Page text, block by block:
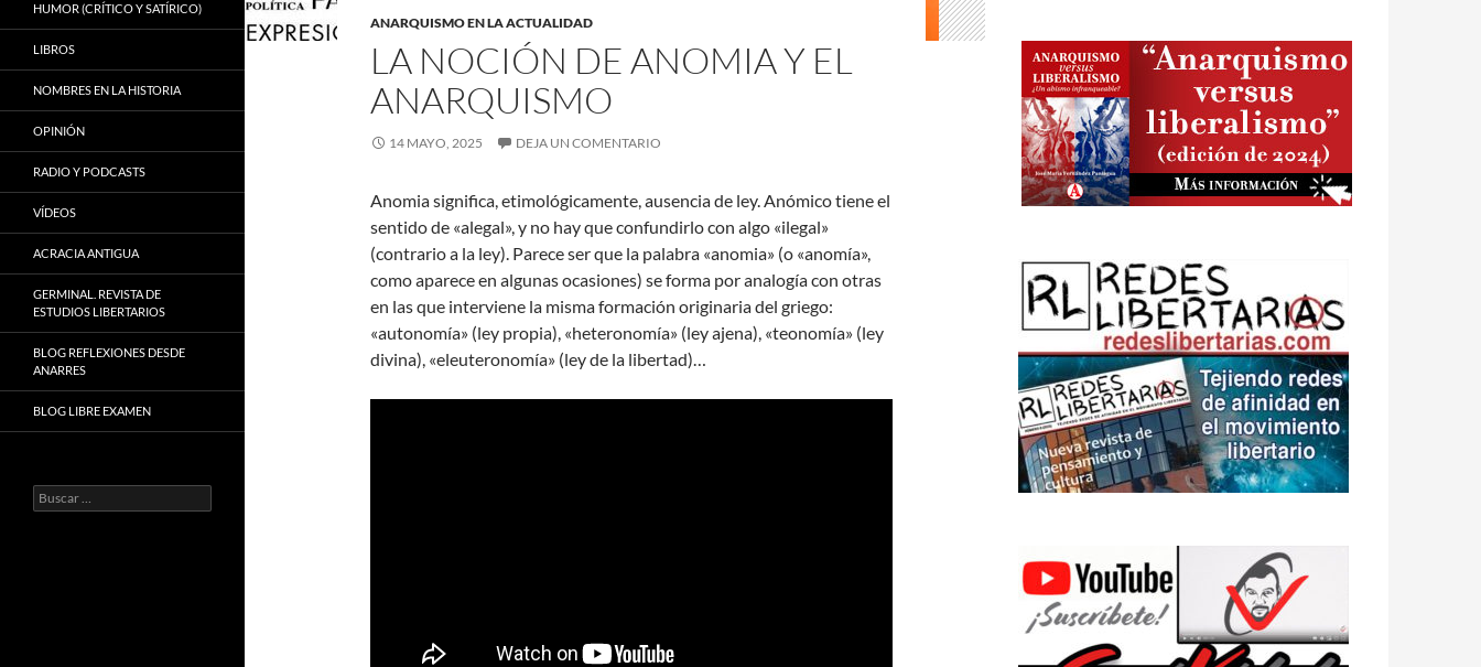
ANARQUISMO EN LA ACTUALIDAD
LA NOCIÓN DE ANOMIA Y EL
ANARQUISMO
14 MAYO, 2025 DEJA UN COMENTARIO
Anomia significa, etimológicamente, ausencia de ley. Anómico tiene el
sentido de «alegal», y no hay que confundirlo con algo «ilegal»
(contrario a la ley). Parece ser que la palabra «anomia» (o «anomía»,
como aparece en algunas ocasiones) se forma por analogía con otras
en las que interviene la misma formación originaria del griego:
«autonomía» (ley propia), «heteronomía» (ley ajena), «teonomía» (ley
divina), «eleuteronomía» (ley de la libertad)…
HUMOR (CRÍTICO Y SATÍRICO)
LIBROS
NOMBRES EN LA HISTORIA
OPINIÓN
RADIO Y PODCASTS
VÍDEOS
ACRACIA ANTIGUA
GERMINAL. REVISTA DE
ESTUDIOS LIBERTARIOS
BLOG REFLEXIONES DESDE
ANARRES
BLOG LIBRE EXAMEN
Buscar: